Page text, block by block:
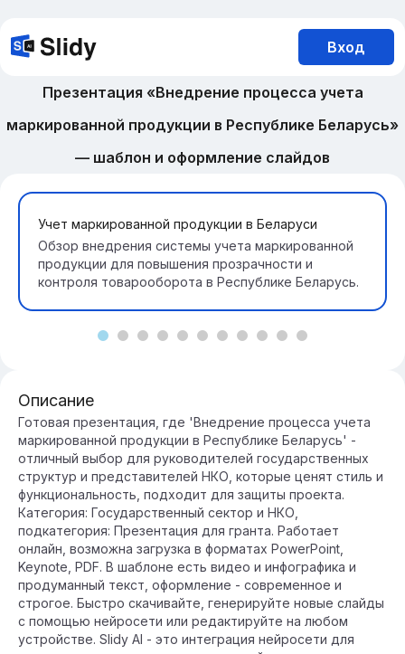
Вход
Презентация «Внедрение процесса учета
маркированной продукции в Республике Беларусь»
— шаблон и оформление слайдов
Учет маркированной продукции в Беларуси
Обзор внедрения системы учета маркированной
продукции для повышения прозрачности и
контроля товарооборота в Республике Беларусь.
Описание
Готовая презентация, где 'Внедрение процесса учета
маркированной продукции в Республике Беларусь' -
отличный выбор для руководителей государственных
структур и представителей НКО, которые ценят стиль и
функциональность, подходит для защиты проекта.
Категория: Государственный сектор и НКО,
подкатегория: Презентация для гранта. Работает
онлайн, возможна загрузка в форматах PowerPoint,
Keynote, PDF. В шаблоне есть видео и инфографика и
продуманный текст, оформление - современное и
строгое. Быстро скачивайте, генерируйте новые слайды
с помощью нейросети или редактируйте на любом
устройстве. Slidy AI - это интеграция нейросети для